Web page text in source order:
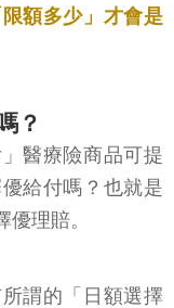
額多少」才會是
？
醫療險商品可提
給付嗎？也就是
理賠。
謂的「日額選擇